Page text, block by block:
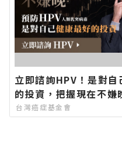
立即諮詢HPV！是對自
的投資，把握現在不嫌
台灣癌症基金會